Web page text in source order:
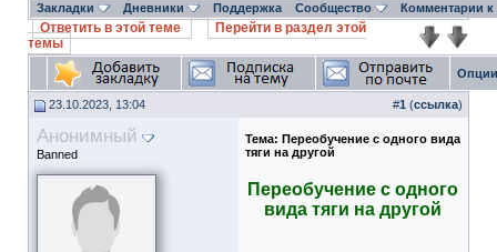
Закладки Дневники Поддержка Сообщество Комментарии
Ответить в этой теме
Перейти в раздел этой
темы
23.10.2023, 13:04 #1 (ссылка)
Анонимный
Banned
Тема: Переобучение с одного вида
тяги на другой
Переобучение с одного
вида тяги на другой